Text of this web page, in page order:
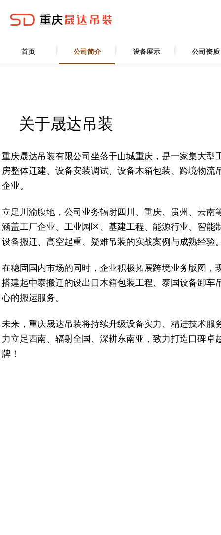
首页 公司简介 设备展示 公司资质
关于晟达吊装
重庆晟达吊装有限公司坐落于山城重庆，是一家集大型
房整体迁建、设备安装调试、设备木箱包装、跨境物流
企业。
立足川渝腹地，公司业务辐射四川、重庆、贵州、云南
涵盖工厂企业、工业园区、基建工程、能源行业、智能
设备搬迁、高空起重、疑难吊装的实战案例与成熟经验
在稳固国内市场的同时，企业积极拓展跨境业务版图，
搭建起中泰搬迁的设出口木箱包装工程、泰国设备卸车
心的搬运服务。
未来，重庆晟达吊装将持续升级设备实力、精进技术服
力立足西南、辐射全国、深耕东南亚，致力打造口碑卓
牌！